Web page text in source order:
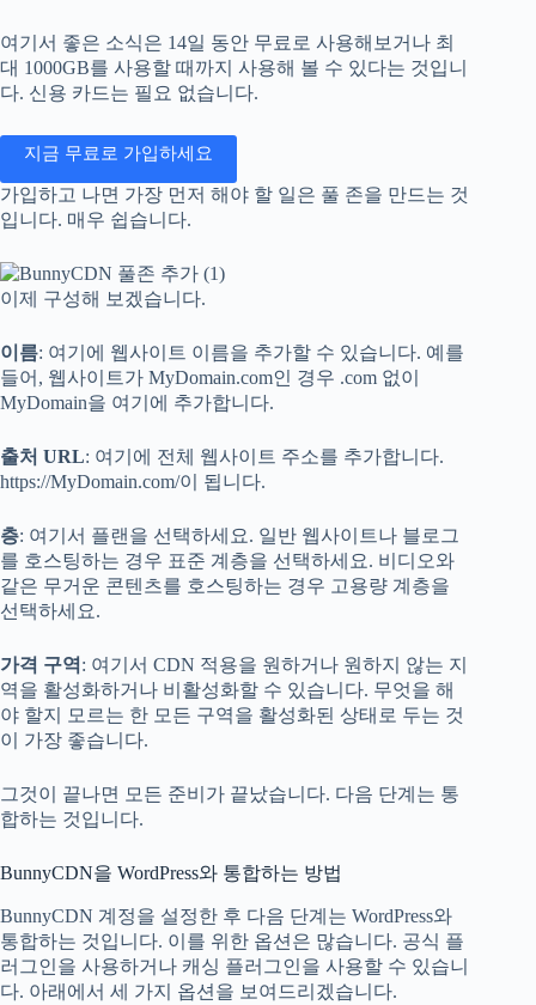
여기서 좋은 소식은 14일 동안 무료로 사용해보거나 최
대 1000GB를 사용할 때까지 사용해 볼 수 있다는 것입니
다. 신용 카드는 필요 없습니다.
지금 무료로 가입하세요
가입하고 나면 가장 먼저 해야 할 일은 풀 존을 만드는 것
입니다. 매우 쉽습니다.
이제 구성해 보겠습니다.
이름: 여기에 웹사이트 이름을 추가할 수 있습니다. 예를
들어, 웹사이트가 MyDomain.com인 경우 .com 없이
MyDomain을 여기에 추가합니다.
출처 URL: 여기에 전체 웹사이트 주소를 추가합니다.
https://MyDomain.com/이 됩니다.
층: 여기서 플랜을 선택하세요. 일반 웹사이트나 블로그
를 호스팅하는 경우 표준 계층을 선택하세요. 비디오와
같은 무거운 콘텐츠를 호스팅하는 경우 고용량 계층을
선택하세요.
가격 구역 : 여기서 CDN 적용을 원하거나 원하지 않는 지
역을 활성화하거나 비활성화할 수 있습니다. 무엇을 해
야 할지 모르는 한 모든 구역을 활성화된 상태로 두는 것
이 가장 좋습니다.
그것이 끝나면 모든 준비가 끝났습니다. 다음 단계는 통
합하는 것입니다.
BunnyCDN을 WordPress와 통합하는 방법
BunnyCDN 계정을 설정한 후 다음 단계는 WordPress와
통합하는 것입니다. 이를 위한 옵션은 많습니다. 공식 플
러그인을 사용하거나 캐싱 플러그인을 사용할 수 있습니
다. 아래에서 세 가지 옵션을 보여드리겠습니다.